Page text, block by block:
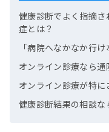
健康診断でよく指摘
症とは？
「病院へなかなか行
オンライン診療なら
オンライン診療が特に
健康診断結果の相談